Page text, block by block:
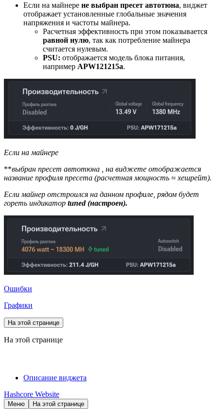
Если на майнере не выбран пресет автотюна, виджет
отображает установленные глобальные значения
напряжения и частоты майнера.
Расчетная эффективность при этом показывается
равной нулю, так как потребление майнера
считается нулевым.
PSU: отображается модель блока питания,
например APW121215a.
Если на майнере
**выбран пресет автотюна , на виджете отображается
название профиля пресета (расчетная мощность ≈ хешрейт).
Если майнер отстроился на данном профиле, рядом будет
гореть индикатор tuned (настроен).
Ошибки
Графики
На этой странице
На этой странице
Описание виджета
Hashcore Website
Меню На этой странице